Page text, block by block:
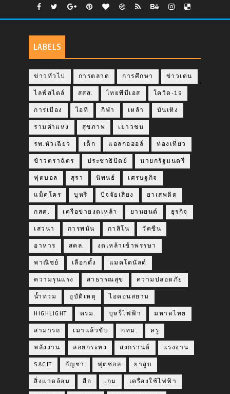
LABELS
ข่าวทั่วไป การตลาด การศึกษา ข่าวเด่น
ไลฟ์สไตล์ สสส. ไทยพีบีเอส โควิด-19
การเมือง ไอที กีฬา เหล้า บันเทิง
รามคำแหง สุขภาพ เยาวชน
รพ.หัวเฉียว เด็ก แอลกอฮอล์ ท่องเที่ยว
ข้าวตราฉัตร ประชาธิปัตย์ นายกรัฐมนตรี
ฟุตบอล สุรา นิพนธ์ เศรษฐกิจ
แม็คโคร บุหรี่ ปัจจัยเสี่ยง ยาเสพติด
กสศ. เครือข่ายงดเหล้า ยานยนต์ ธุรกิจ
เสวนา การพนัน กาสิโน วัคซีน
อาหาร สคล. งดเหล้าเข้าพรรษา
พาณิชย์ เลือกตั้ง แมคโดนัลด์
ความรุนแรง สาธารณสุข ความปลอดภัย
น้ำท่วม อุบัติเหตุ ไอคอนสยาม
HIGHLIGHT ครม. บุหรี่ไฟฟ้า มหาดไทย
สามารถ เมาแล้วขับ กทม. ครู
พลังงาน ลอยกระทง สงกรานต์ แรงงาน
SACIT กัญชา ฟุตซอล ยาสูบ
สิ่งแวดล้อม สื่อ เกม เครื่องใช้ไฟฟ้า